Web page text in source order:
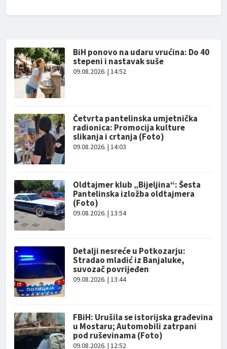
BiH ponovo na udaru vrućina: Do 40
stepeni i nastavak suše
09.08.2026. | 14:52
Četvrta pantelinska umjetnička
radionica: Promocija kulture
slikanja i crtanja (Foto)
09.08.2026. | 14:03
Oldtajmer klub „Bijeljina“: Šesta
Pantelinska izložba oldtajmera
(Foto)
09.08.2026. | 13:54
Detalji nesreće u Potkozarju:
Stradao mladić iz Banjaluke,
suvozač povrijeđen
09.08.2026. | 13:44
FBiH: Urušila se istorijska građevina
u Mostaru; Automobili zatrpani
pod ruševinama (Foto)
09.08.2026. | 12:52